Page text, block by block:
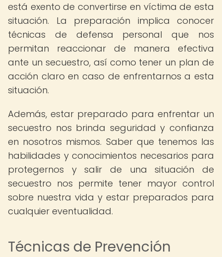
está exento de convertirse en víctima de esta
situación. La preparación implica conocer
técnicas de defensa personal que nos
permitan reaccionar de manera efectiva
ante un secuestro, así como tener un plan de
acción claro en caso de enfrentarnos a esta
situación.
Además, estar preparado para enfrentar un
secuestro nos brinda seguridad y confianza
en nosotros mismos. Saber que tenemos las
habilidades y conocimientos necesarios para
protegernos y salir de una situación de
secuestro nos permite tener mayor control
sobre nuestra vida y estar preparados para
cualquier eventualidad.
Técnicas de Prevención